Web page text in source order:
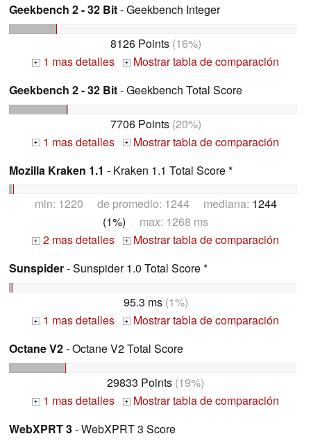
Geekbench 2 - 32 Bit- Geekbench Integer
8126 Points(16%)
+ 1 mas detalles +
Mostrar tabla de comparación
Geekbench 2 - 32 Bit- Geekbench Total Score
7706 Points(20%)
+ 1 mas detalles +
Mostrar tabla de comparación
Mozilla Kraken 1.1 - Kraken 1.1 Total Score *
min: 1220 de promedio: 1244 mediana: 1244
(1%) max: 1268 ms
+ 2 mas detalles +
Mostrar tabla de comparación
Sunspider- Sunspider 1.0 Total Score *
95.3 ms(1%)
+ 1 mas detalles +
Mostrar tabla de comparación
Octane V2- Octane V2 Total Score
29833 Points (19%)
+ 1 mas detalles +
Mostrar tabla de comparación
WebXPRT 3- WebXPRT 3 Score